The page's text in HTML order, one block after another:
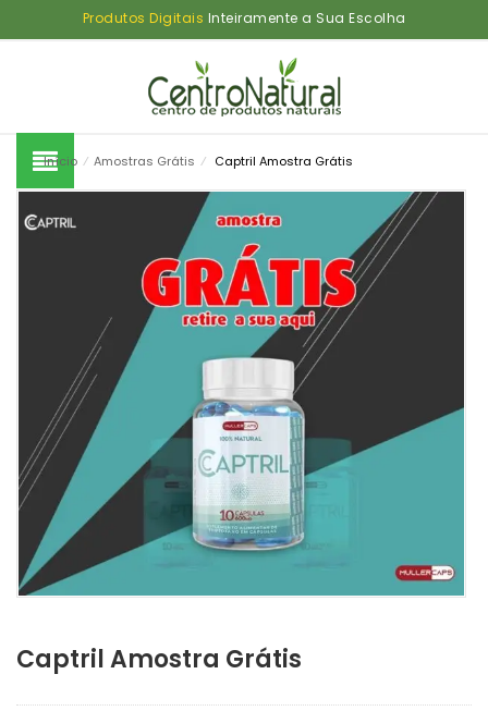
Descontos Imperdíveis!Clique em Permitir Notificações
Início ⁄ Amostras Grátis ⁄ Captril Amostra Grátis
Captril Amostra Grátis